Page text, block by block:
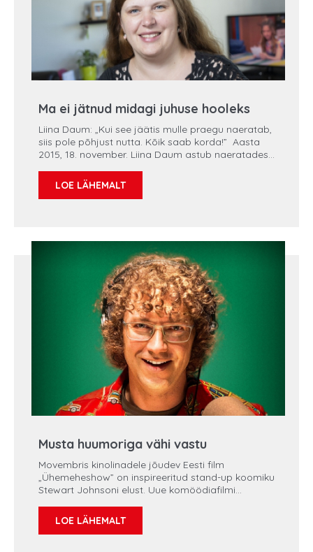
Ma ei jätnud midagi juhuse hooleks
Liina Daum: „Kui see jäätis mulle praegu naeratab,
siis pole põhjust nutta. Kõik saab korda!” Aasta
2015, 18. november. Liina Daum astub naeratades,
Regionaalhaigla kirurgi dr Jelizaveta Gorošina
kabinetti. Ta kuuleb oma diagnoosi. Kaugele
olukorda, joonistab paberile skeeme. Liina vaatab
klaasistunud pilgul, kuid ei saa millestki aru –
justkui mingi blokk oleks ette löödud. Ta puhkeb
LOE LÄHEMALT
Musta huumoriga vähi vastu
Movembris kinolinadele jõudev Eesti film
„Ühemeheshow” on inspireeritud stand-up koomiku
Stewart Johnsoni elust. Uue komöödiafilmi
teema – munandivähk. Küsimusele, miks Stewart
Johnson suurel ekraanil oma munandivähi üle
LOE LÄHEMALT